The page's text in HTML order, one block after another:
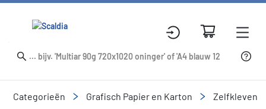
Categorieën Grafisch Papier en Karton Zelfklevend